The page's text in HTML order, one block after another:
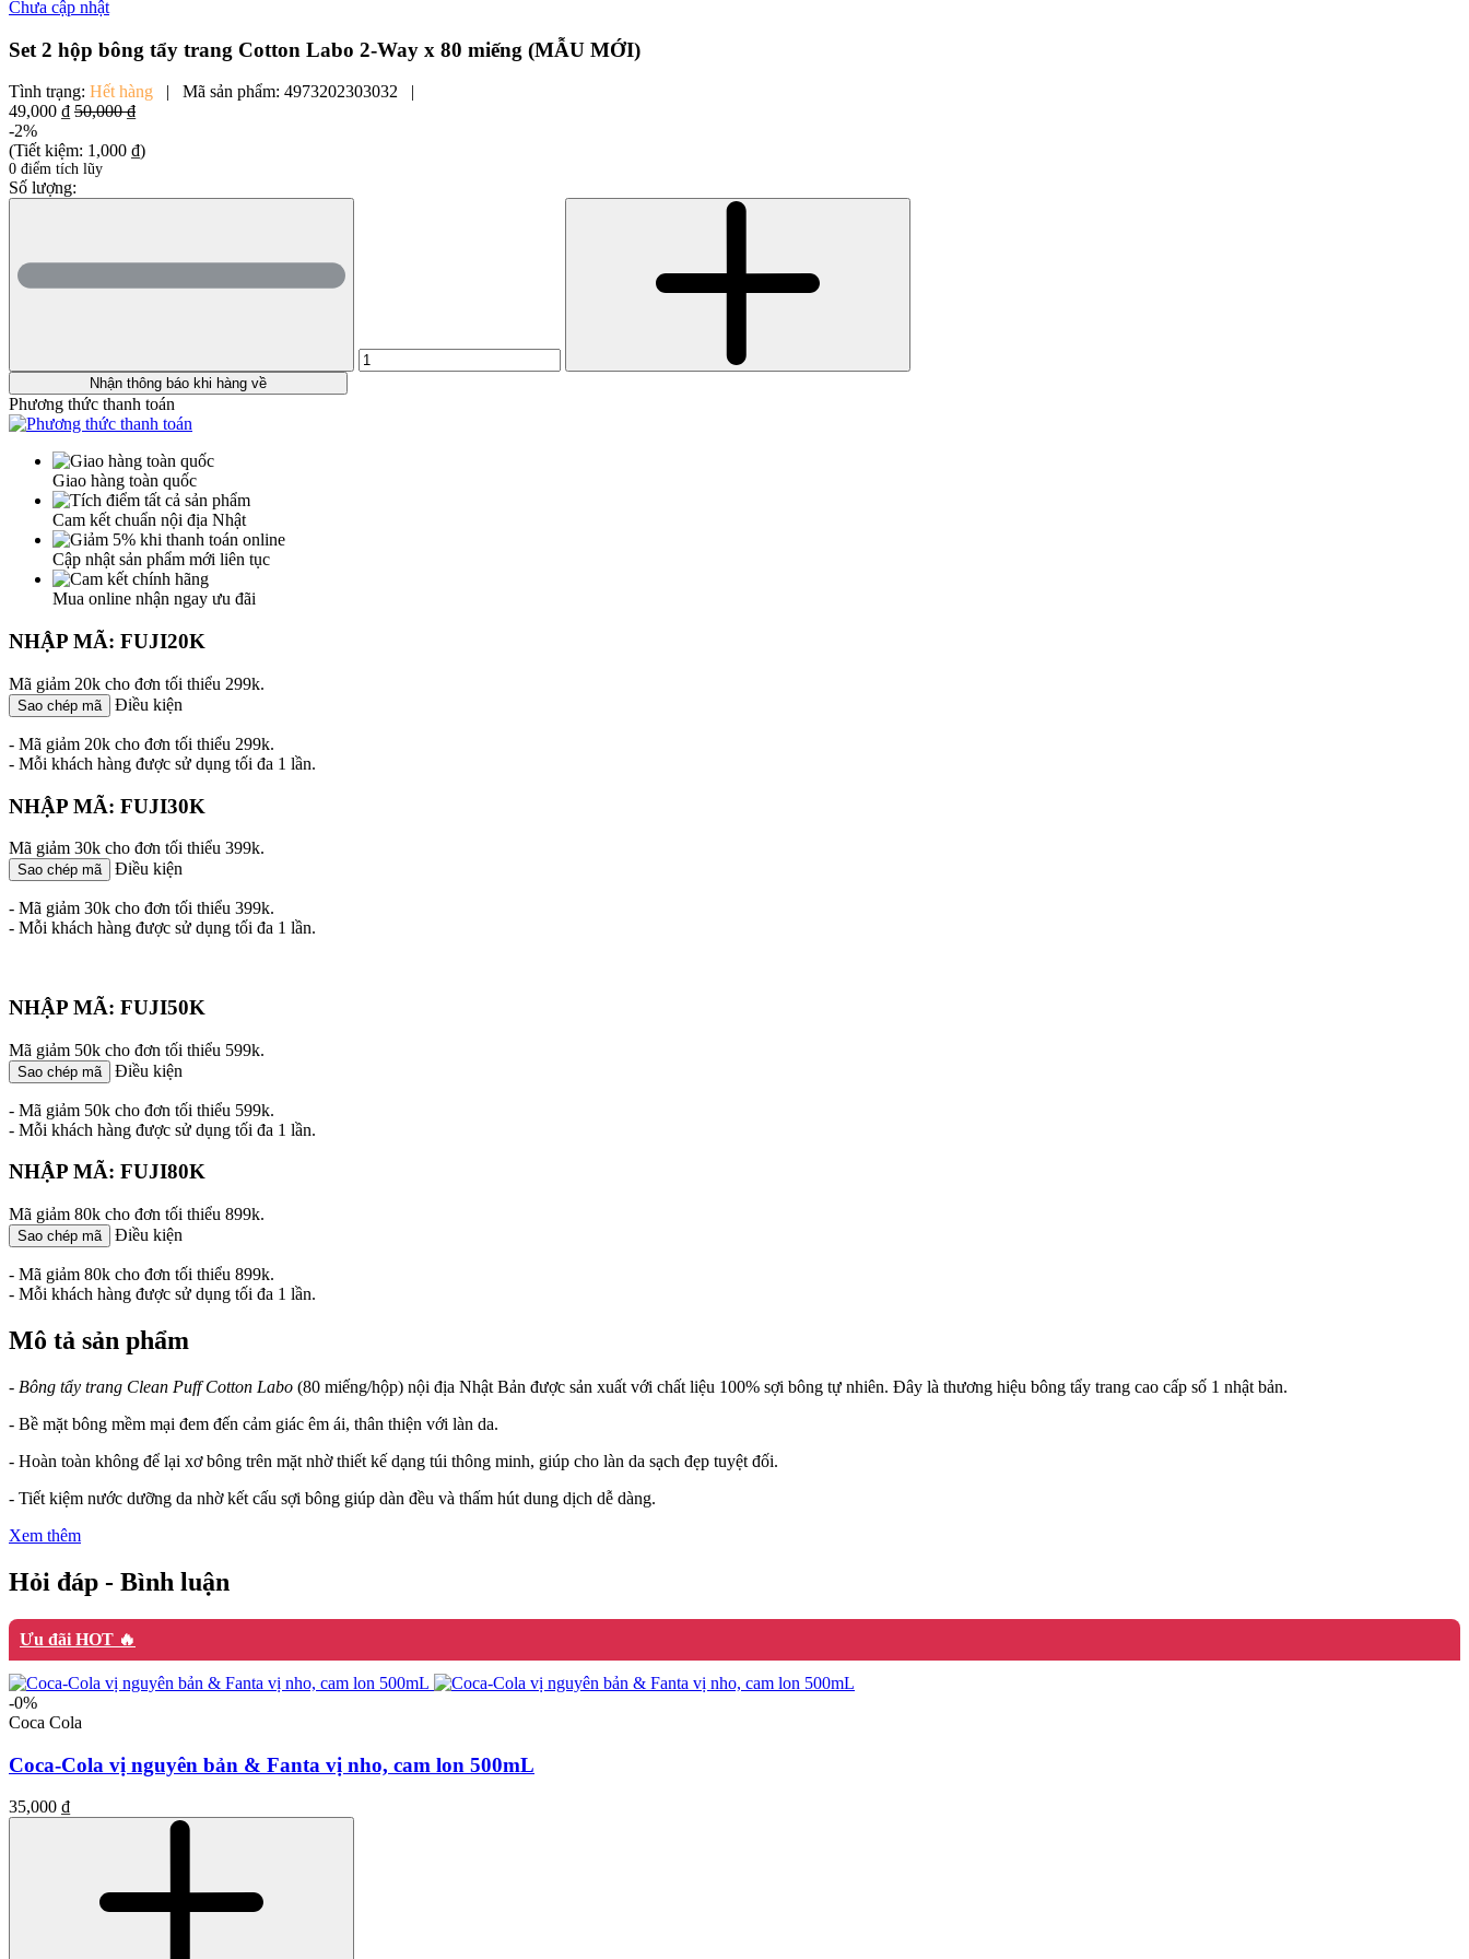
Chưa cập nhật
Set 2 hộp bông tẩy trang Cotton Labo 2-Way x 80 miếng (MẪU MỚI)
Tình trạng: Hết hàng | Mã sản phẩm: 4973202303032
|
49,000 ₫ 50,000 ₫
-2%
(Tiết kiệm: 1,000 ₫)
0 điểm tích lũy
Số lượng:
Nhận thông báo khi hàng về
Phương thức thanh toán
Giao hàng toàn quốc
Cam kết chuẩn nội địa Nhật
Cập nhật sản phẩm mới liên tục
Mua online nhận ngay ưu đãi
NHẬP MÃ: FUJI20K
Mã giảm 20k cho đơn tối thiểu 299k.
Sao chép mã Điều kiện
- Mã giảm 20k cho đơn tối thiểu 299k.
- Mỗi khách hàng được sử dụng tối đa 1 lần.
NHẬP MÃ: FUJI30K
Mã giảm 30k cho đơn tối thiểu 399k.
Sao chép mã Điều kiện
- Mã giảm 30k cho đơn tối thiểu 399k.
- Mỗi khách hàng được sử dụng tối đa 1 lần.
NHẬP MÃ: FUJI50K
Mã giảm 50k cho đơn tối thiểu 599k.
Sao chép mã Điều kiện
- Mã giảm 50k cho đơn tối thiểu 599k.
- Mỗi khách hàng được sử dụng tối đa 1 lần.
NHẬP MÃ: FUJI80K
Mã giảm 80k cho đơn tối thiểu 899k.
Sao chép mã Điều kiện
- Mã giảm 80k cho đơn tối thiểu 899k.
- Mỗi khách hàng được sử dụng tối đa 1 lần.
Mô tả sản phẩm
- Bông tẩy trang Clean Puff Cotton Labo (80 miếng/hộp) nội địa Nhật Bản được sản xuất với chất liệu 100% sợi bông tự nhiên. Đây là thương hiệu bông tẩy trang cao cấp số 1 nhật bản.
- Bề mặt bông mềm mại đem đến cảm giác êm ái, thân thiện với làn da.
- Hoàn toàn không để lại xơ bông trên mặt nhờ thiết kế dạng túi thông minh, giúp cho làn da sạch đẹp tuyệt đối.
- Tiết kiệm nước dưỡng da nhờ kết cấu sợi bông giúp dàn đều và thấm hút dung dịch dễ dàng.
Xem thêm
Hỏi đáp - Bình luận
Ưu đãi HOT 🔥
-0%
Coca Cola
Coca-Cola vị nguyên bản & Fanta vị nho, cam lon 500mL
35,000 ₫